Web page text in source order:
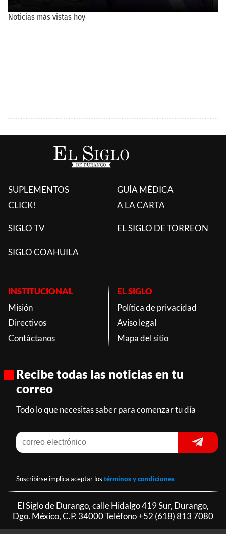
SUPLEMENTOS
CLICK!
GUÍA MÉDICA
A LA CARTA
SIGLO TV EL SIGLO DE TORREON
SIGLO COAHUILA
INSTITUCIONAL
Misión
Directivos
Contáctanos
EL SIGLO
Política de privacidad
Aviso legal
Mapa del sitio
Recibe todas las noticias en tu
correo
Todo lo que necesitas saber para comenzar tu día
Suscribirse implica aceptar los términos y condiciones
El Siglo de Durango, calle Hidalgo 419 Sur, Durango,
Dgo. México, C.P. 34000 Teléfono+52 (618) 813 7080